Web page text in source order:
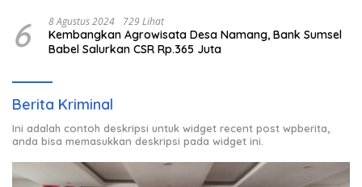
6 8 Agustus 2024 729 Lihat
Kembangkan Agrowisata Desa Namang, Bank Sumsel
Babel Salurkan CSR Rp.365 Juta
Berita Kriminal
Ini adalah contoh deskripsi untuk widget recent post wpberita,
anda bisa memasukkan deskripsi pada widget ini.